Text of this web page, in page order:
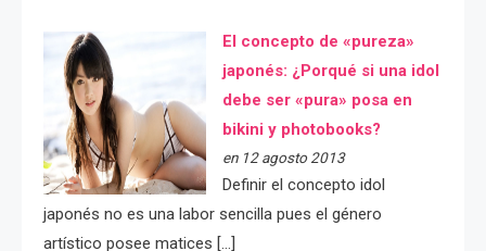
El concepto de «pureza»
japonés: ¿Porqué si una idol
debe ser «pura» posa en
bikini y photobooks?
en 12 agosto 2013
Definir el concepto idol
japonés no es una labor sencilla pues el género
artístico posee matices […]